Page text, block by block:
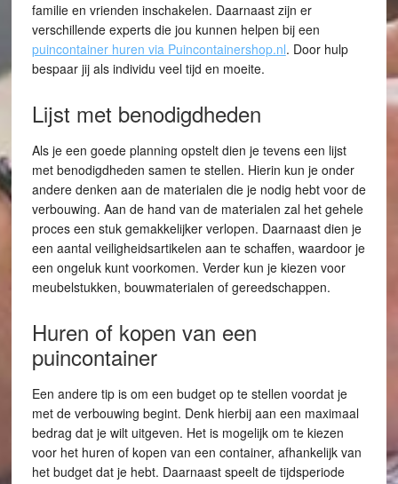
familie en vrienden inschakelen. Daarnaast zijn er
verschillende experts die jou kunnen helpen bij een
puincontainer huren via Puincontainershop.nl. Door hulp
bespaar jij als individu veel tijd en moeite.
Lijst met benodigdheden
Als je een goede planning opstelt dien je tevens een lijst
met benodigdheden samen te stellen. Hierin kun je onder
andere denken aan de materialen die je nodig hebt voor de
verbouwing. Aan de hand van de materialen zal het gehele
proces een stuk gemakkelijker verlopen. Daarnaast dien je
een aantal veiligheidsartikelen aan te schaffen, waardoor je
een ongeluk kunt voorkomen. Verder kun je kiezen voor
meubelstukken, bouwmaterialen of gereedschappen.
Huren of kopen van een
puincontainer
Een andere tip is om een budget op te stellen voordat je
met de verbouwing begint. Denk hierbij aan een maximaal
bedrag dat je wilt uitgeven. Het is mogelijk om te kiezen
voor het huren of kopen van een container, afhankelijk van
het budget dat je hebt. Daarnaast speelt de tijdsperiode